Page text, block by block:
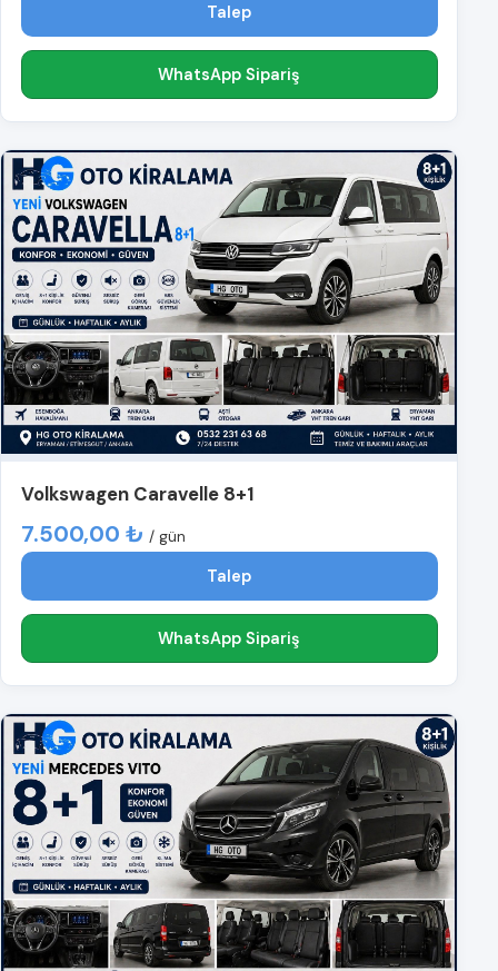
Talep
WhatsApp Sipariş
Volkswagen Caravelle 8+1
7.500,00 ₺ / gün
Talep
WhatsApp Sipariş